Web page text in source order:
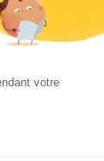
Tout droits réservés
votre